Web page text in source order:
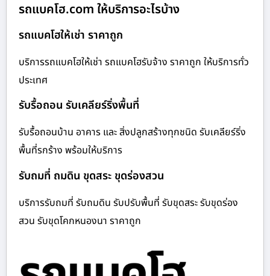
รถแบคโฮ.com ให้บริการอะไรบ้าง
รถแบคโฮให้เช่า ราคาถูก
บริการรถแบคโฮให้เช่า รถแบคโฮรับจ้าง ราคาถูก ให้บริการทั่ว
ประเทศ
รับรื้อถอน รับเคลียร์ริ่งพื้นที่
รับรื้อถอนบ้าน อาคาร และ สิ่งปลูกสร้างทุกชนิด รับเคลียร์ริ่ง
พื้นที่รกร้าง พร้อมให้บริการ
รับถมที่ ถมดิน ขุดสระ ขุดร่องสวน
บริการรับถมที่ รับถมดิน รับปรับพื้นที่ รับขุดสระ รับขุดร่อง
สวน รับขุดโคกหนองนา ราคาถูก